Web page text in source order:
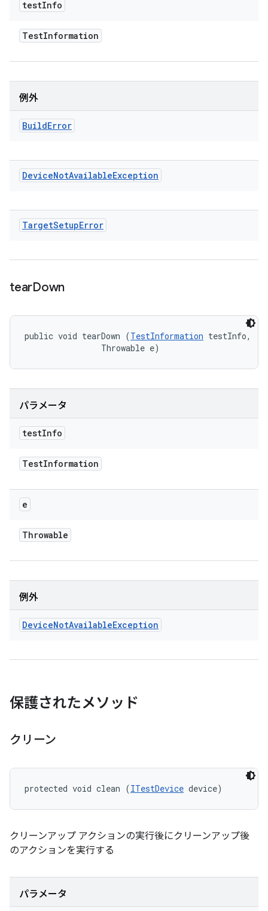
testInfo
TestInformation
例外
BuildError
DeviceNotAvailableException
TargetSetupError
tearDown
public void tearDown (TestInformation testInfo,
                Throwable e)
パラメータ
testInfo
TestInformation
e
Throwable
例外
DeviceNotAvailableException
保護されたメソッド
クリーン
protected void clean (ITestDevice device)
クリーンアップ アクションの実行後にクリーンアップ後
のアクションを実行する
パラメータ